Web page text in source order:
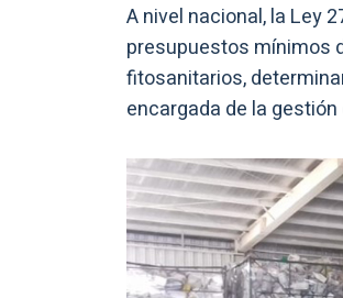
A nivel nacional, la Ley
presupuestos mínimos
fitosanitarios,
encargada de la